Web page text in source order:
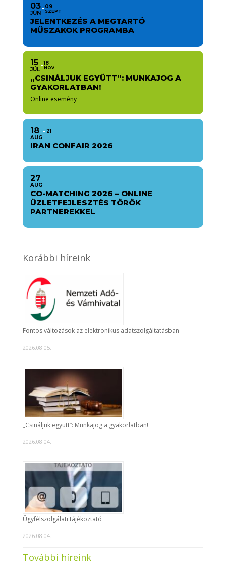
03
JÚN
09
SZEPT
JELENTKEZÉS A MEGTARTÓ
MŰSZAKOK PROGRAMBA
15
JÚL
18
NOV
„CSINÁLJUK EGYÜTT”: MUNKAJOG A
GYAKORLATBAN!
Online esemény
18
AUG
21
IRAN CONFAIR 2026
27
AUG
CO-MATCHING 2026 – ONLINE
ÜZLETFEJLESZTÉS TÖRÖK
PARTNEREKKEL
Korábbi híreink
Fontos változások az elektronikus adatszolgáltatásban
2026.08.05.
„Csináljuk együtt”: Munkajog a gyakorlatban!
2026.08.04.
Ügyfélszolgálati tájékoztató
2026.08.04.
További híreink